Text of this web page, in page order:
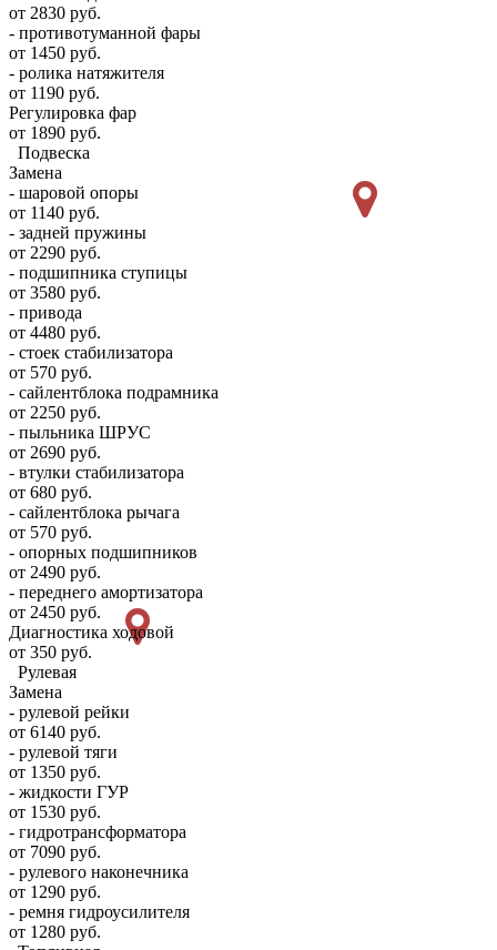
от 2830 руб.
- противотуманной фары
от 1450 руб.
- ролика натяжителя
от 1190 руб.
Регулировка фар
от 1890 руб.
Подвеска
Замена
- шаровой опоры
от 1140 руб.
- задней пружины
от 2290 руб.
- подшипника ступицы
от 3580 руб.
- привода
от 4480 руб.
- стоек стабилизатора
от 570 руб.
- сайлентблока подрамника
от 2250 руб.
- пыльника ШРУС
от 2690 руб.
- втулки стабилизатора
от 680 руб.
- сайлентблока рычага
от 570 руб.
- опорных подшипников
от 2490 руб.
- переднего амортизатора
от 2450 руб.
Диагностика ходовой
от 350 руб.
Рулевая
Замена
- рулевой рейки
от 6140 руб.
- рулевой тяги
от 1350 руб.
- жидкости ГУР
от 1530 руб.
- гидротрансформатора
от 7090 руб.
- рулевого наконечника
от 1290 руб.
- ремня гидроусилителя
от 1280 руб.